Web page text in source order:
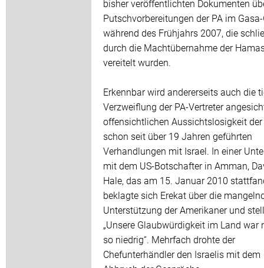
bisher veröffentlichten Dokumenten
Putschvorbereitungen der PA im
während des Frühjahrs 2007, die
durch die Machtübernahme der
vereitelt wurden.
Erkennbar wird andererseits auch die
Verzweiflung der PA-Vertreter
offensichtlichen Aussichtslosigkeit
schon seit über 19 Jahren geführten
Verhandlungen mit Israel. In einer
mit dem US-Botschafter in Amman,
Hale, das am 15. Januar 2010
beklagte sich Erekat über die
Unterstützung der Amerikaner und
„Unsere Glaubwürdigkeit im Land war
so niedrig“. Mehrfach drohte der
Chefunterhändler den Israelis mit dem